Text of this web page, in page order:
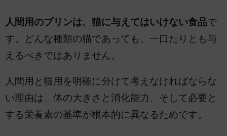
人間用のプリンは、猫に与えてはいけない食品で
す。どんな種類の猫であっても、一口たりとも与
えるべきではありません。
人間用と猫用を明確に分けて考えなければならな
い理由は、体の大きさと消化能力、そして必要と
する栄養素の基準が根本的に異なるためです。